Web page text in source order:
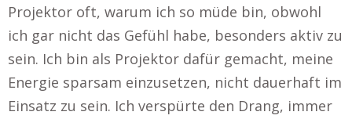
Projektor oft, warum ich so müde bin, obwohl
ich gar nicht das Gefühl habe, besonders aktiv zu
sein. Ich bin als Projektor dafür gemacht, meine
Energie sparsam einzusetzen, nicht dauerhaft im
Einsatz zu sein. Ich verspürte den Drang, immer